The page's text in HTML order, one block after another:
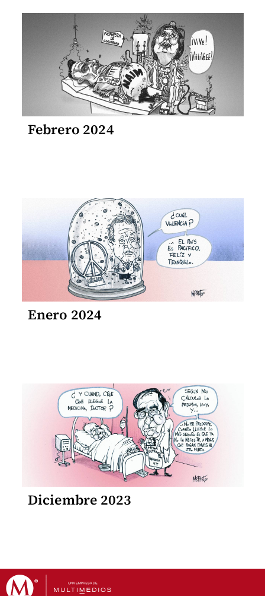
Febrero 2024
Enero 2024
Diciembre 2023